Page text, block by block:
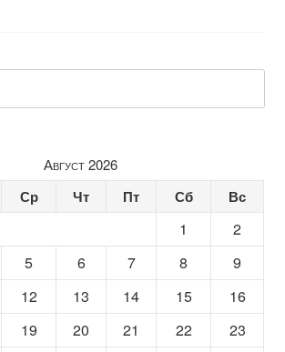
Август 2026
Ср Чт Пт Сб Вс
1
2
5 6 7 8
9
12 13 14 15
16
19 20 21 22
23